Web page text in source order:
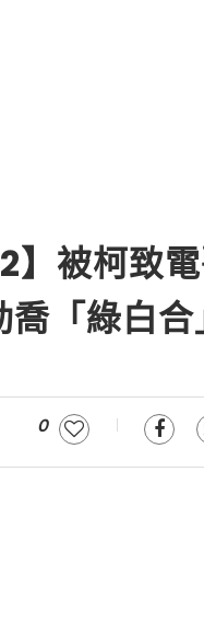
】被柯致
喬「綠白
0